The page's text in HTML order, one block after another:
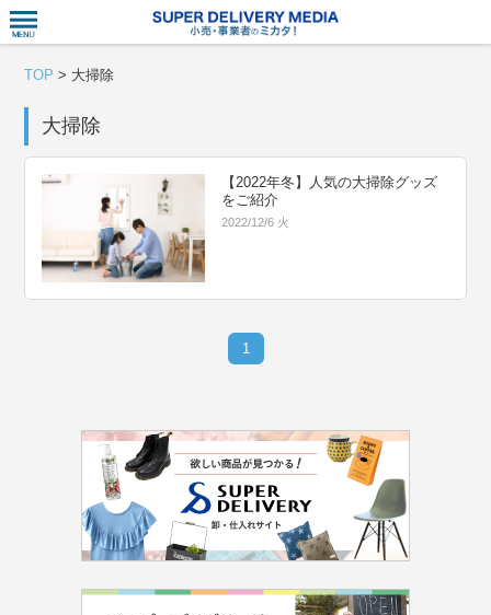
TOP > 大掃除
大掃除
【2022年冬】人気の大掃除グッズ
をご紹介
2022/12/6 火
1